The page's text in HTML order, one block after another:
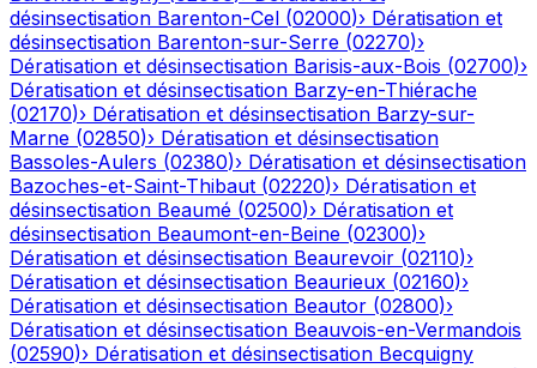
désinsectisation Barenton-Cel (02000)› Dératisation et
désinsectisation Barenton-sur-Serre (02270)›
Dératisation et désinsectisation Barisis-aux-Bois (02700)›
Dératisation et désinsectisation Barzy-en-Thiérache
(02170)› Dératisation et désinsectisation Barzy-sur-
Marne (02850)› Dératisation et désinsectisation
Bassoles-Aulers (02380)› Dératisation et désinsectisation
Bazoches-et-Saint-Thibaut (02220)› Dératisation et
désinsectisation Beaumé (02500)› Dératisation et
désinsectisation Beaumont-en-Beine (02300)›
Dératisation et désinsectisation Beaurevoir (02110)›
Dératisation et désinsectisation Beaurieux (02160)›
Dératisation et désinsectisation Beautor (02800)›
Dératisation et désinsectisation Beauvois-en-Vermandois
(02590)› Dératisation et désinsectisation Becquigny